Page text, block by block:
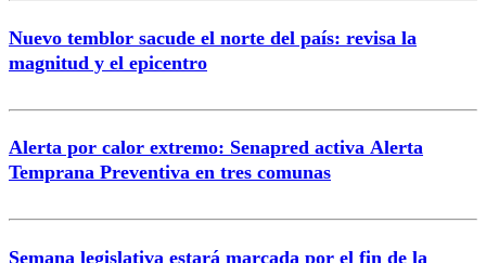
Nuevo temblor sacude el norte del país: revisa la
magnitud y el epicentro
Alerta por calor extremo: Senapred activa Alerta
Temprana Preventiva en tres comunas
Semana legislativa estará marcada por el fin de la